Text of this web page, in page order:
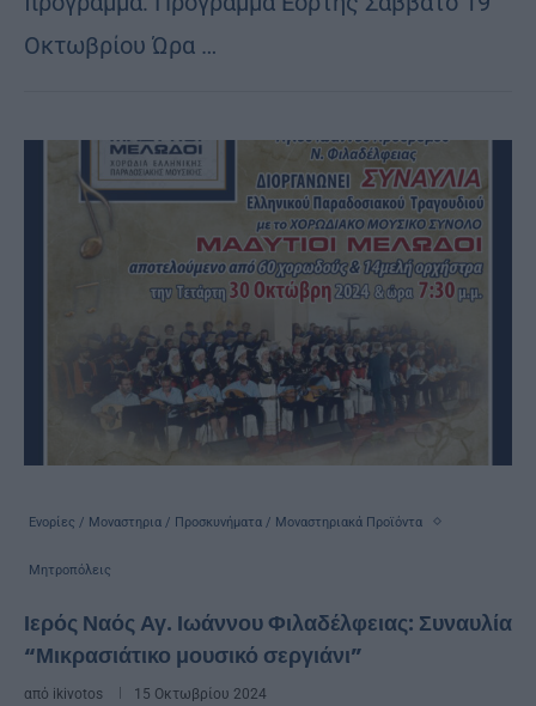
Οκτωβρίου Ώρα …
Ενορίες / Μοναστηρια / Προσκυνήματα / Μοναστηριακά Προϊόντα
Μητροπόλεις
Ιερός Ναός Αγ. Ιωάννου Φιλαδέλφειας: Συναυλία
“Μικρασιάτικο μουσικό σεργιάνι”
από ikivotos 15 Οκτωβρίου 2024